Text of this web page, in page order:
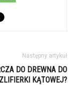
Następny artykuł
DO DREWNA DO
KĄTOWEJ?